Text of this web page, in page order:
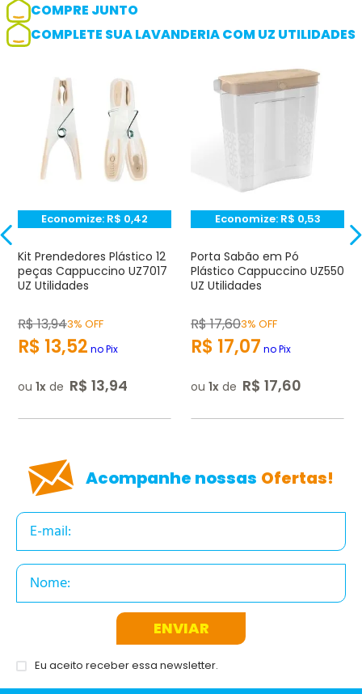
Adicionar avaliação
Avaliação
Avalie o produto de 1 até 5 estrelas
★ ★★ ☆☆
Endereço de e-mail
Escrever avaliação
COMPRE JUNTO
COMPLETE SUA LAVANDERIA COM UZ UTILIDADES
Economize: R$ 0,42
Kit Prendedores Plástico 12
peças Cappuccino UZ7017
UZ Utilidades
R$13,943% OFF
R$ 13,52 no Pix
ou 1 de R$ 13,94
Economize: R$ 0,53
Porta Sabão em Pó
Plástico Cappuccino UZ550
UZ Utilidades
R$17,603% OFF
R$ 17,07 no Pix
ou 1 de R$ 17,60
Acompanhe nossas Ofertas!
ENVIAR
Eu aceito receber essa newsletter.